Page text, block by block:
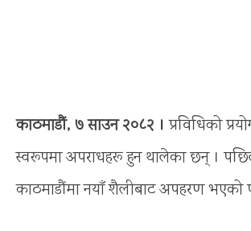
काठमाडौं, ७ साउन २०८२ । प्रविधिको
स्वरूपमा अपराधहरू हुन थालेका छन् ।
काठमाडौंमा नयाँ शैलीबाट अपहरण भएको